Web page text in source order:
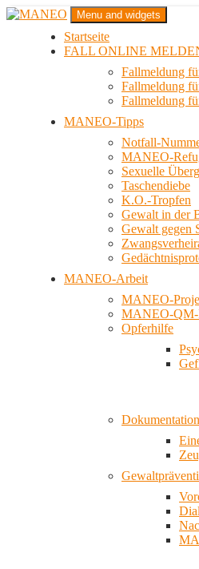
Zum
MANEO
Das schwule Anti-Gewalt-Projekt in
Menu and widgets
Startseite
FALL ONLINE
Fallmeldung
Fallmeldung
Fallmeldung
MANEO-Tipps
Notfall-
MANEO-
Sexuelle
Taschendiebe
K.O.-Tropfen
Gewalt in der
Gewalt gegen
MANEO-Arbeit
MANEO-
MANEO-
Opferhilfe
Dokumentation